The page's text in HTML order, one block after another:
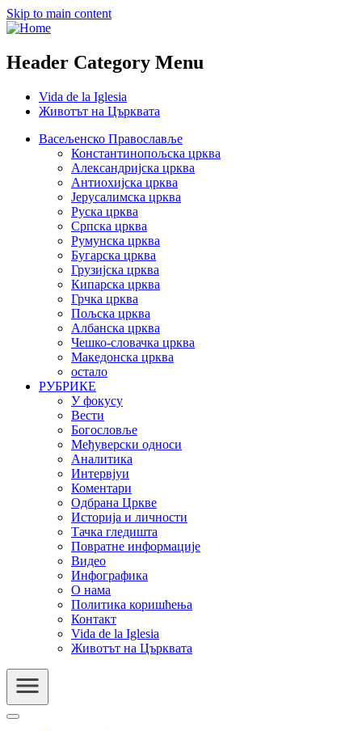
Skip to main content
Header Category Menu
Vida de la Iglesia
Животът на Църквата
Васељенско Православље
Константинопољска црква
Александријска црква
Антиохијска црква
Јерусалимска црква
Руска црква
Српска црква
Румунска црква
Бугарска црква
Грузијска црква
Кипарска црква
Грчка црква
Пољска црква
Албанска црква
Чешко-словачка црква
Македонска црква
остало
РУБРИКЕ
У фокусу
Вести
Богословље
Међуверски односи
Аналитика
Интервјуи
Коментари
Одбрана Цркве
Историја и личности
Тачка гледишта
Повратне информације
Видео
Инфографика
О нама
Политика коришћења
Контакт
Vida de la Iglesia
Животът на Църквата